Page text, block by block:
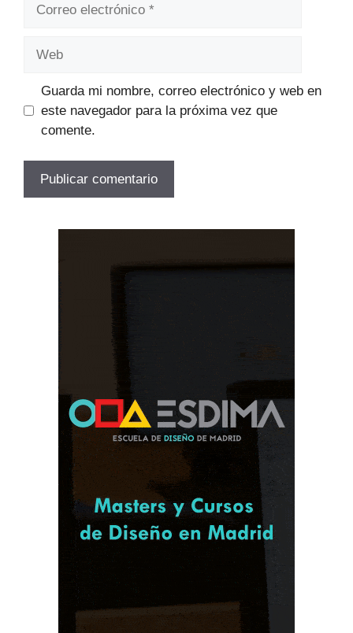
Guarda mi nombre, correo electrónico y web en
este navegador para la próxima vez que
comente.